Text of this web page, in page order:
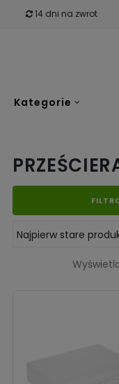
14 dni na zwrot
Kategorie
Najpierw stare